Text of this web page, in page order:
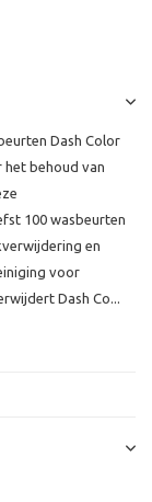
Dash Color
het behoud van
100 wasbeurten
en
voor
Dash Co...